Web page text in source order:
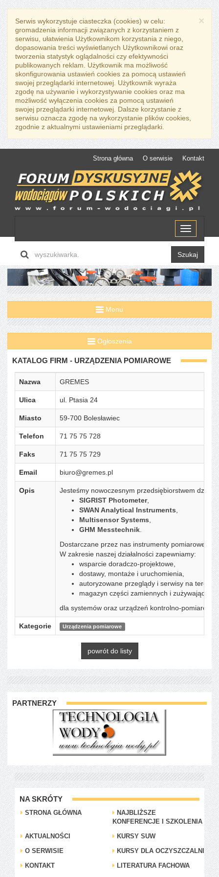
×
Serwis wykorzystuje ciasteczka (cookies) w celu:
gromadzenia informacji związanych z korzystaniem z
serwisu, ułatwienia Użytkownikom korzystania z niego,
dopasowania treści wyświetlanych Użytkownikowi oraz
tworzenia statystyk oglądalności czy efektywności
publikowanych reklam. Użytkownik ma możliwość
skonfigurowania ustawień cookies za pomocą ustawień
swojej przeglądarki internetowej. Użytkownik wyraża
zgodę na używanie i wykorzystywanie cookies oraz ma
możliwość wyłączenia cookies za pomocą ustawień
swojej przeglądarki internetowej. Dalsze korzystanie z
serwisu oznacza zgodę na wykorzystanie plików cookies,
zgodnie z aktualnymi ustawieniami przeglądarki.
Strona główna O serwisie Kontakt
Menu
Szukaj
Menu
Ogłoszenia
KATALOG FIRM - URZĄDZENIA POMIAROWE
Nazwa GREMES
Ulica ul. Ptasia 24
Miasto 59-700 Bolesławiec
Telefon 71 75 75 728
Faks 71 75 75 729
Email biuro@gremes.pl
Opis
Jesteśmy nowoczesnym przedsiębiorstwem
SIGRIST Photometer,
SWAN Analytical Instruments
Multisensor Systems
GHM Messtechnik
Dostarczane przez nas instrumenty pomiarowe
W zakresie naszej działalności zapewniamy:
wsparcie doradczo-projektowe,
dostawy, montaże i uruchomienia,
autoryzowane przeglądy i serwisy na terenie
magazyn części zamiennych i
dla systemów oraz urządzeń kontrolno-
Kategorie Urządzenia pomiarowe
powrót do listy
PARTNERZY
NA SKRÓTY
STRONA GŁÓWNA
NAJBLIŻSZE
KONFERENCJE I SZKOLENIA
AKTUALNOŚCI
KURSY SUW
O SERWISIE
KURSY DLA OCZYSZCZALNI
KONTAKT
LITERATURA FACHOWA